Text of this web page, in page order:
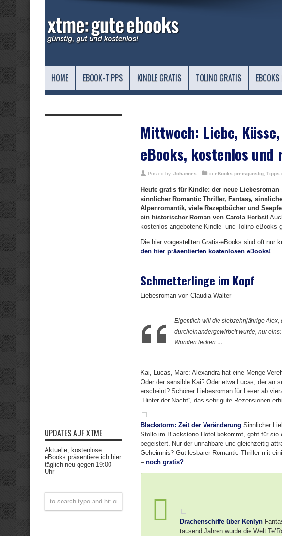
HOME EBOOK-TIPPS KINDLE GRATIS TOLINO GRATIS EBOOKS
Mittwoch: Liebe,
eBooks, kostenlos und
Posted by: Johannes in eBooks preisgünstig Tipps
Heute gratis für Kindle: der neue
sinnlicher Romantic Thriller, Fantasy,
Alpenromantik, viele Rezeptbücher und
ein historischer Roman von Carola Herbst!
kostenlos angebotene Kindle- und Tolino-eBooks
Die hier vorgestellten Gratis-eBooks sind oft nur
den hier präsentierten kostenlosen eBooks!
Schmetterlinge im Kopf
Liebesroman von Claudia Walter
Eigentlich will die siebzehnjährige
durcheinandergewirbelt wurde, nur
Wunden lecken …
Kai, Lucas, Marc: Alexandra hat eine Menge
Oder der sensible Kai? Oder etwa Lucas, der an
erscheint? Schöner Liebesroman für Leser ab
„Hinter der Nacht“, das sehr gute Rezensionen
Blackstorm: Zeit der Veränderung Sinnlicher
Stelle im Blackstone Hotel bekommt, geht für
begeistert. Nur der unnahbare und gleichzeitig
Geheimnis? Gut lesbarer Romantic-Thriller mit
– noch gratis?
Drachenschiffe über Kenlyn
tausend Jahren wurde die Welt
UPDATES AUF XTME
Aktuelle, kostenlose
eBooks präsentiere ich hier
täglich neu gegen 19:00
Uhr